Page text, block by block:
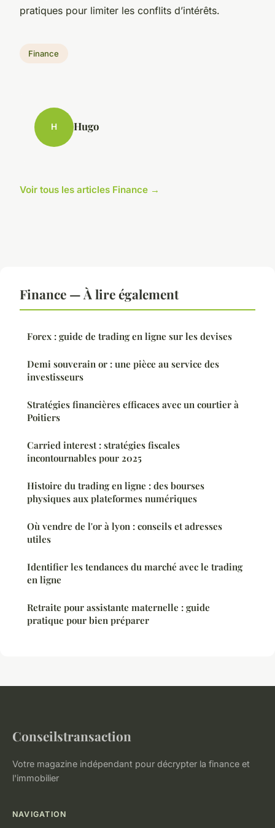
pratiques pour limiter les conflits d’intérêts.
Finance
H Hugo
Voir tous les articles Finance →
Finance — À lire également
Forex : guide de trading en ligne sur les devises
Demi souverain or : une pièce au service des
investisseurs
Stratégies financières efficaces avec un courtier à
Poitiers
Carried interest : stratégies fiscales
incontournables pour 2025
Histoire du trading en ligne : des bourses
physiques aux plateformes numériques
Où vendre de l'or à lyon : conseils et adresses
utiles
Identifier les tendances du marché avec le trading
en ligne
Retraite pour assistante maternelle : guide
pratique pour bien préparer
Conseilstransaction
Votre magazine indépendant pour décrypter la finance et
l'immobilier
NAVIGATION